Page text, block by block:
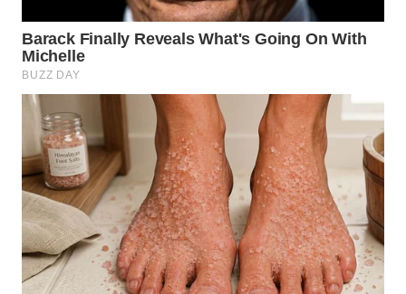
TRAVEL
WAHANA
TV
WAHANANEWS
ID
WAHANANEWS
CO ID
WAHANANEWS